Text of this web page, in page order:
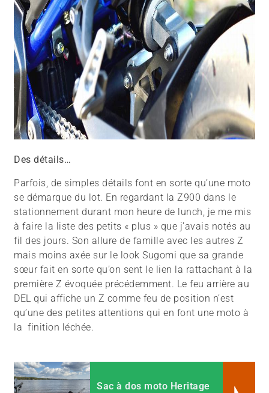
Des détails…
Parfois, de simples détails font en sorte qu’une moto
se démarque du lot. En regardant la Z900 dans le
stationnement durant mon heure de lunch, je me mis
à faire la liste des petits « plus » que j’avais notés au
fil des jours. Son allure de famille avec les autres Z
mais moins axée sur le look Sugomi que sa grande
sœur fait en sorte qu’on sent le lien la rattachant à la
première Z évoquée précédemment. Le feu arrière au
DEL qui affiche un Z comme feu de position n’est
qu’une des petites attentions qui en font une moto à
la finition léchée.
Sac à dos moto Heritage